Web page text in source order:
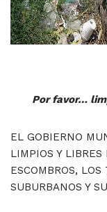
Por favor…
EL GOBIERNO
LIMPIOS Y LIBRES
ESCOMBROS,
SUBURBANOS Y